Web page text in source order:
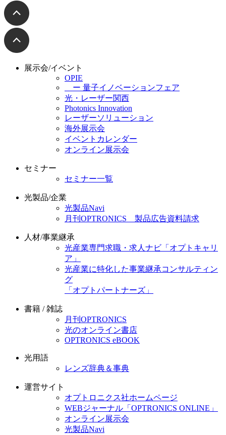
展示会/イベント
OPIE
ー 量子イノベーションフェア
光・レーザー関西
Photonics Innovation
レーザーソリューション
海外展示会
イベントカレンダー
オンライン展示会
セミナー
セミナー一覧
光製品/企業
光製品Navi
月刊OPTRONICS 製品広告資料請求
人材/事業継承
光産業専門求職・求人ナビ「オプトキャリ
ア」
光産業に特化した事業継承コンサルティン
グ
「オプトパートナーズ」
書籍 / 雑誌
月刊OPTRONICS
光のオンライン書店
OPTRONICS eBOOK
光用語
レンズ辞典＆事典
運営サイト
オプトロニクス社ホームページ
WEBジャーナル「OPTRONICS ONLINE」
オンライン展示会
光製品Navi